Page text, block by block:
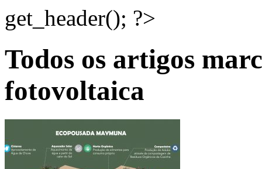
get_header(); ?>
Todos os artigos
fotovoltaica